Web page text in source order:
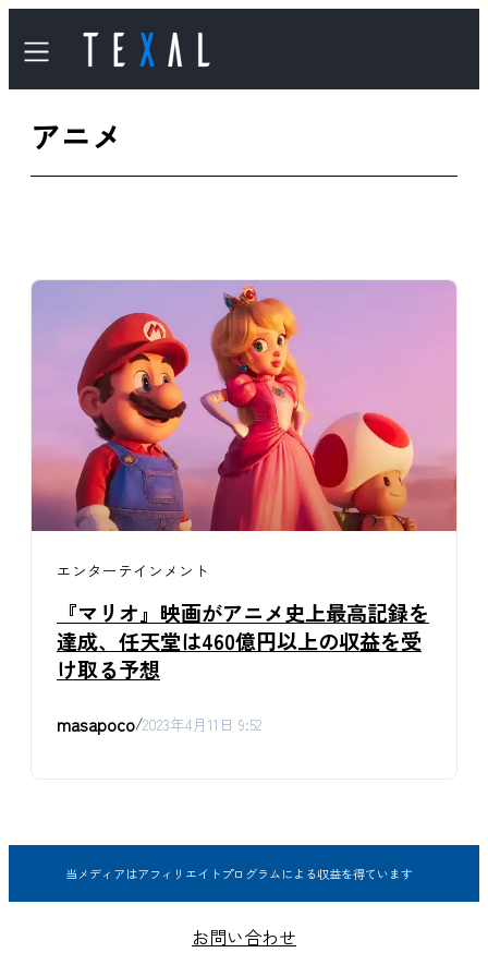
容
を
アニメ
エンターテインメント
『マリオ』映画がアニメ史上最高記録を
達成、任天堂は460億円以上の収益を受
け取る予想
masapoco/2023年4月11日 9:52
当メディアはアフィリエイトプログラムによる収益を得ています
お問い合わせ